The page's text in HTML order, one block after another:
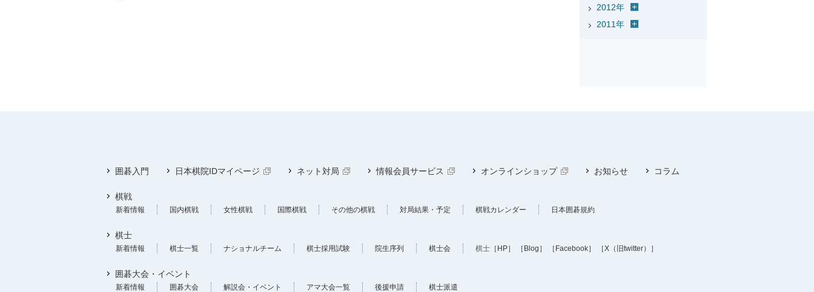
2012年
2011年
囲碁入門 日本棋院IDマイページ ネット対局 情報会員サービス オンラインショップ お知らせ コラム
棋戦
新着情報 国内棋戦 女性棋戦 国際棋戦 その他の棋戦 対局結果・予定 棋戦カレンダー 日本囲碁規約
棋士
新着情報 棋士一覧 ナショナルチーム 棋士採用試験 院生序列 棋士会 棋士 ［HP］ ［Blog］ ［Facebook］ ［X（旧twitter）］
囲碁大会・イベント
新着情報 囲碁大会 解説会・イベント アマ大会一覧 後援申請 棋士派遣